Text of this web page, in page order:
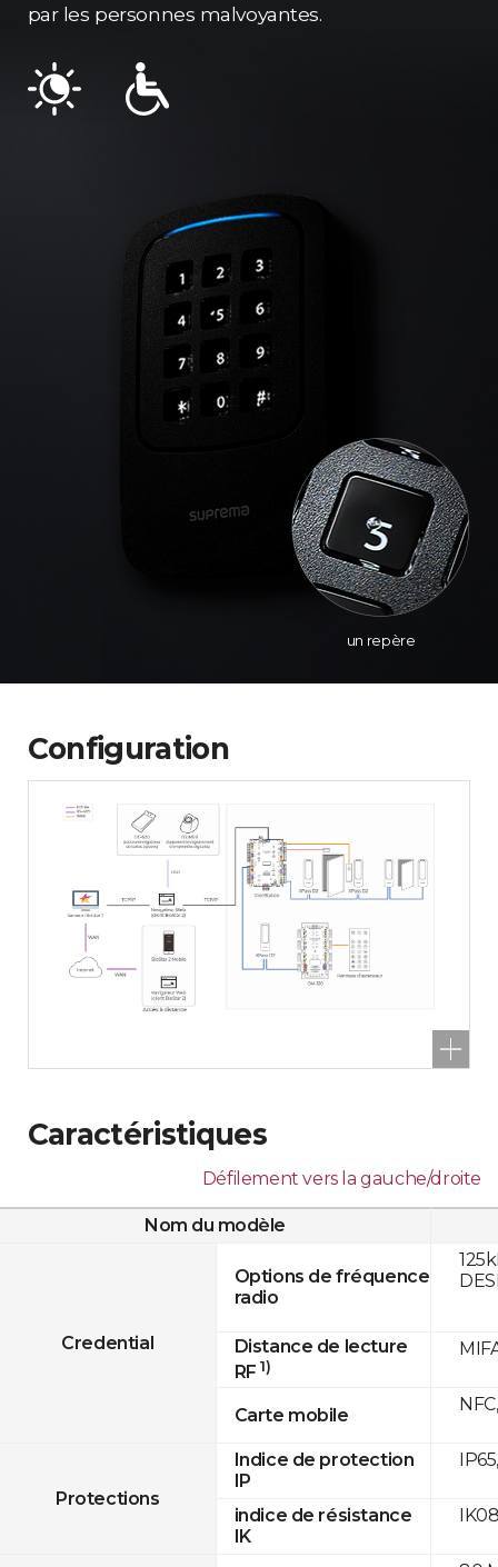
par les personnes malvoyantes.
un repère
Configuration
Caractéristiques
Défilement vers la gauche/droite
Nom du modèle
Credential
Options de fréquence
radio
Distance de lecture
RF 1)
Carte mobile
Protections
Indice de protection
IP
indice de résistance
IK